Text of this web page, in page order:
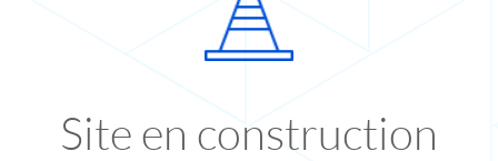
Site en construction